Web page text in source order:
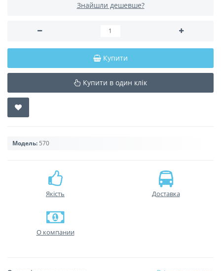
Знайшли дешевше?
Купити
Купити в один клік
Модель: 570
Якість Доставка
О компании